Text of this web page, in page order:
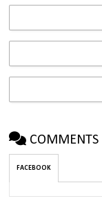
COMMENTS
FACEBOOK